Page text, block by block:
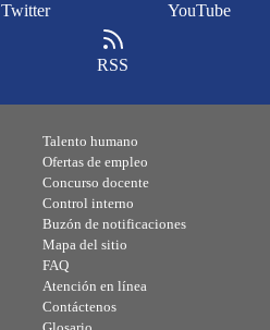
Twitter YouTube
RSS
Talento humano
Ofertas de empleo
Concurso docente
Control interno
Buzón de notificaciones
Mapa del sitio
FAQ
Atención en línea
Contáctenos